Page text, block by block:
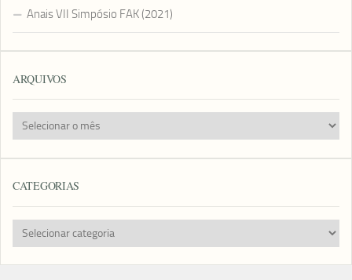
Anais VII Simpósio FAK (2021)
ARQUIVOS
Arquivos
CATEGORIAS
Categorias